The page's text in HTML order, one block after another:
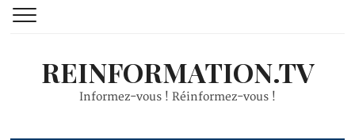
REINFORMATION.TV
Informez-vous ! Réinformez-vous !